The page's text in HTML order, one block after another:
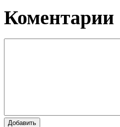
Коментарии
Добавить